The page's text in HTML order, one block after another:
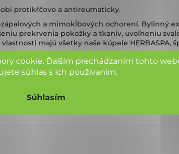
cookie. Ďalším prechádzaním tohto
súhlas s ich používaním.
Súhlasím
protikŕčovo a antireumaticky.
a mimokĺbových ochorení. Bylinný
prekrvenia pokožky a tkanív, uvoľneniu
majú všetky naše kúpele HERBASPA,
Oil, Maris sal, Urtica Dioica Extract,
Recutita Flower Extract, Humulus Lupulus